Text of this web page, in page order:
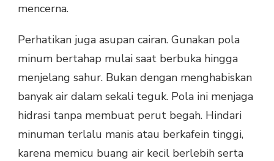
mencerna.
Perhatikan juga asupan cairan. Gunakan pola
minum bertahap mulai saat berbuka hingga
menjelang sahur. Bukan dengan menghabiskan
banyak air dalam sekali teguk. Pola ini menjaga
hidrasi tanpa membuat perut begah. Hindari
minuman terlalu manis atau berkafein tinggi,
karena memicu buang air kecil berlebih serta